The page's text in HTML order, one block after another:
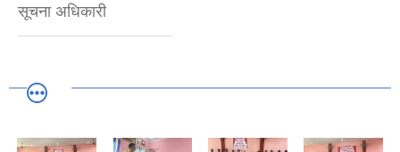
सूचना अधिकारी